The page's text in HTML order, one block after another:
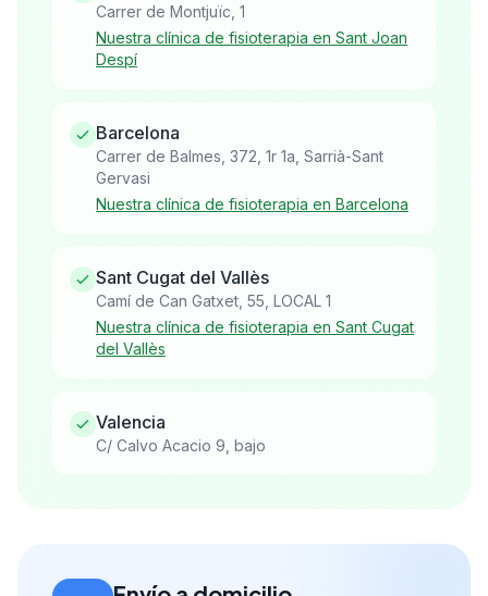
Carrer de Montjuïc, 1
Nuestra clínica de fisioterapia en Sant Joan
Despí
Barcelona
Carrer de Balmes, 372, 1r 1a, Sarrià-Sant
Gervasi
Nuestra clínica de fisioterapia en Barcelona
Sant Cugat del Vallès
Camí de Can Gatxet, 55, LOCAL 1
Nuestra clínica de fisioterapia en Sant Cugat
del Vallès
Valencia
C/ Calvo Acacio 9, bajo